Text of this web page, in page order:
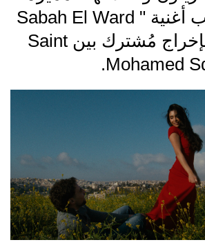
تمّ تصوير كليب أغنية " Sabah El Ward
"، في عمّان بإخراج مُشترك بين Saint